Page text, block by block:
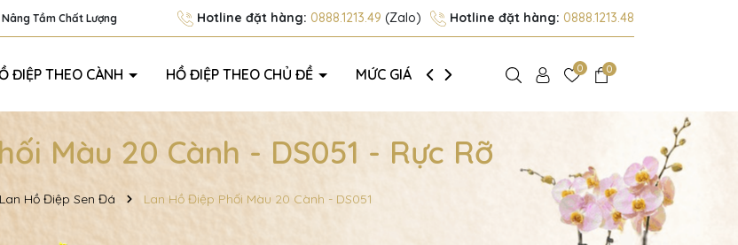
Tầm Chất Lượng Hotline đặt hàng: 0888.1213.49 (Zalo) Hotline đặt hàng: 0888.1213.48
ĐIỆP THEO CÀNH HỒ ĐIỆP THEO CHỦ ĐỀ MỨC GIÁ GIỚI THIỆU 0 0
Màu 20 Cành - DS051 - Rực Rỡ
Lan Hồ Điệp Sen Đá Lan Hồ Điệp Phối Màu 20 Cành - DS051